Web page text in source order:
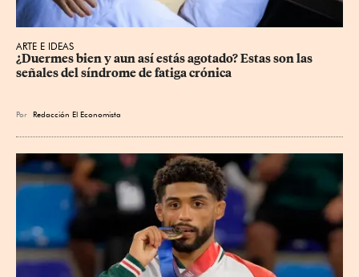
ARTE E IDEAS
¿Duermes bien y aun así estás agotado? Estas son las
señales del síndrome de fatiga crónica
Por Redacción El Economista